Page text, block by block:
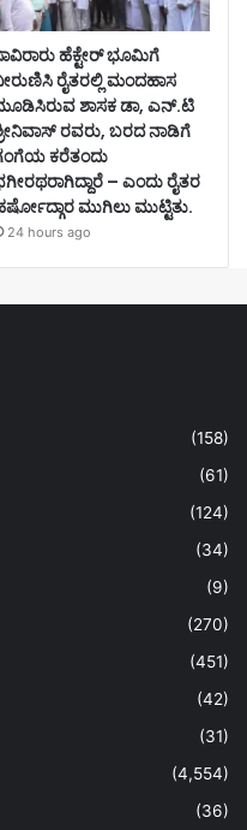
ಹೆಕ್ಟೇರ್ ಭೂಮಿಗೆ
ರೈತರಲ್ಲಿ ಮಂದಹಾಸ
ಶಾಸಕ ಡಾ, ಎನ್.ಟಿ
ರವರು, ಬರದ ನಾಡಿಗೆ
ಕರೆತಂದು
– ಎಂದು ರೈತರ
ಮುಗಿಲು ಮುಟ್ಟಿತು.
24 hours ago
(158)
(61)
(124)
(34)
(9)
(270)
(451)
(42)
(31)
(4,554)
(36)